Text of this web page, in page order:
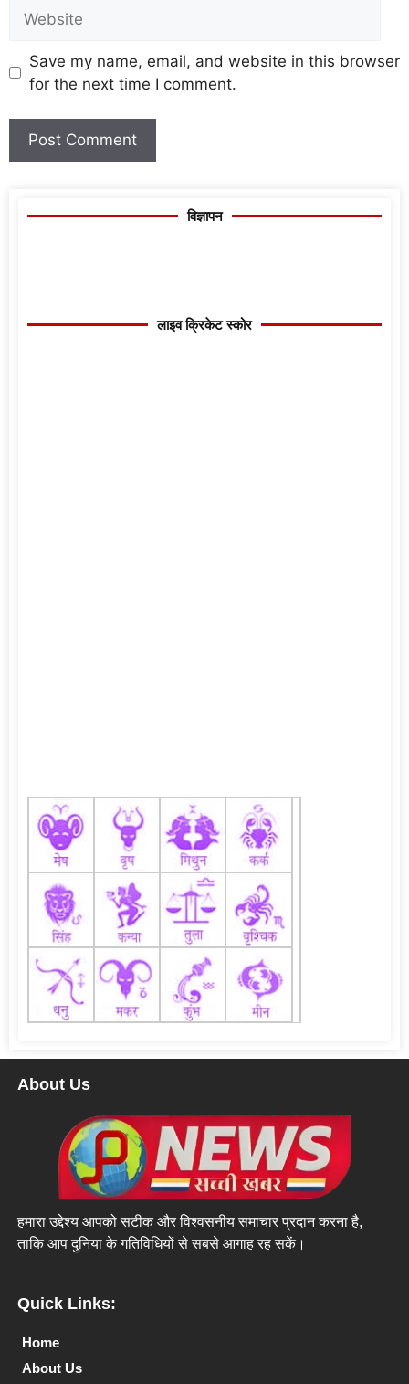
Save my name, email, and website in this browser
for the next time I comment.
विज्ञापन
लाइव क्रिकेट स्कोर
About Us
हमारा उद्देश्य आपको सटीक और विश्वसनीय समाचार प्रदान करना है,
ताकि आप दुनिया के गतिविधियों से सबसे आगाह रह सकें।
Quick Links:
Home
About Us